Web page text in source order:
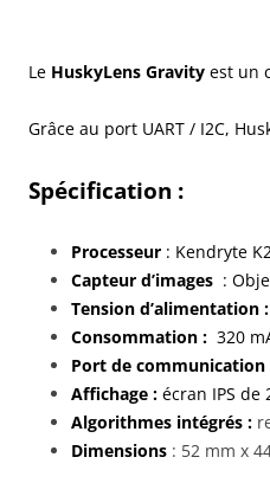
Le HuskyLens Gravity est un
Grâce au port UART / I2C,
Spécification :
Processeur : Kendryte
Capteur d’images :
Tension d’alimentation :
Consommation : 320
Port de communication
Affichage : écran IPS de
Algorithmes intégrés :
Dimensions : 52 mm x